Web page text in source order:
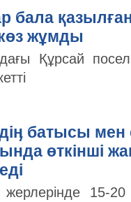
бала
көз жұмды
Құрсай
батысы мен
өткінші
15-